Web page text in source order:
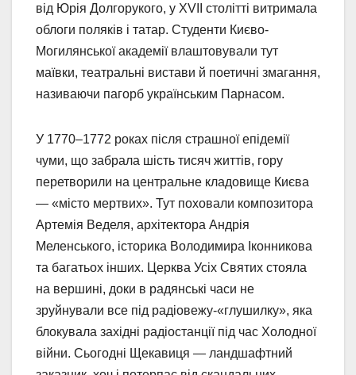
від Юрія Долгорукого, у XVII столітті витримала
облоги поляків і татар. Студенти Києво-
Могилянської академії влаштовували тут
маївки, театральні вистави й поетичні змагання,
називаючи пагорб українським Парнасом.
У 1770–1772 роках після страшної епідемії
чуми, що забрала шість тисяч життів, гору
перетворили на центральне кладовище Києва
— «місто мертвих». Тут поховали композитора
Артемія Веделя, архітектора Андрія
Меленського, історика Володимира Іконникова
та багатьох інших. Церква Усіх Святих стояла
на вершині, доки в радянські часи не
зруйнували все під радіовежу-«глушилку», яка
блокувала західні радіостанції під час Холодної
війни. Сьогодні Щекавиця — ландшафтний